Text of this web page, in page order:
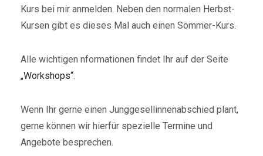
Kurs bei mir anmelden. Neben den normalen Herbst-
Kursen gibt es dieses Mal auch einen Sommer-Kurs.
Alle wichtigen nformationen findet Ihr auf der Seite
„Workshops“.
Wenn Ihr gerne einen Junggesellinnenabschied plant,
gerne können wir hierfür spezielle Termine und
Angebote besprechen.